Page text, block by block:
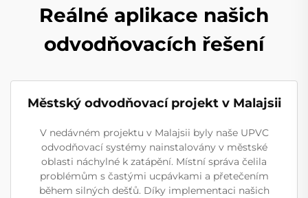
Reálné aplikace našich
odvodňovacích řešení
Městský odvodňovací projekt v Malajsii
V nedávném projektu v Malajsii byly naše UPVC
odvodňovací systémy nainstalovány v městské
oblasti náchylné k zatápění. Místní správa čelila
problémům s častými ucpávkami a přetečením
během silných dešťů. Díky implementaci našich